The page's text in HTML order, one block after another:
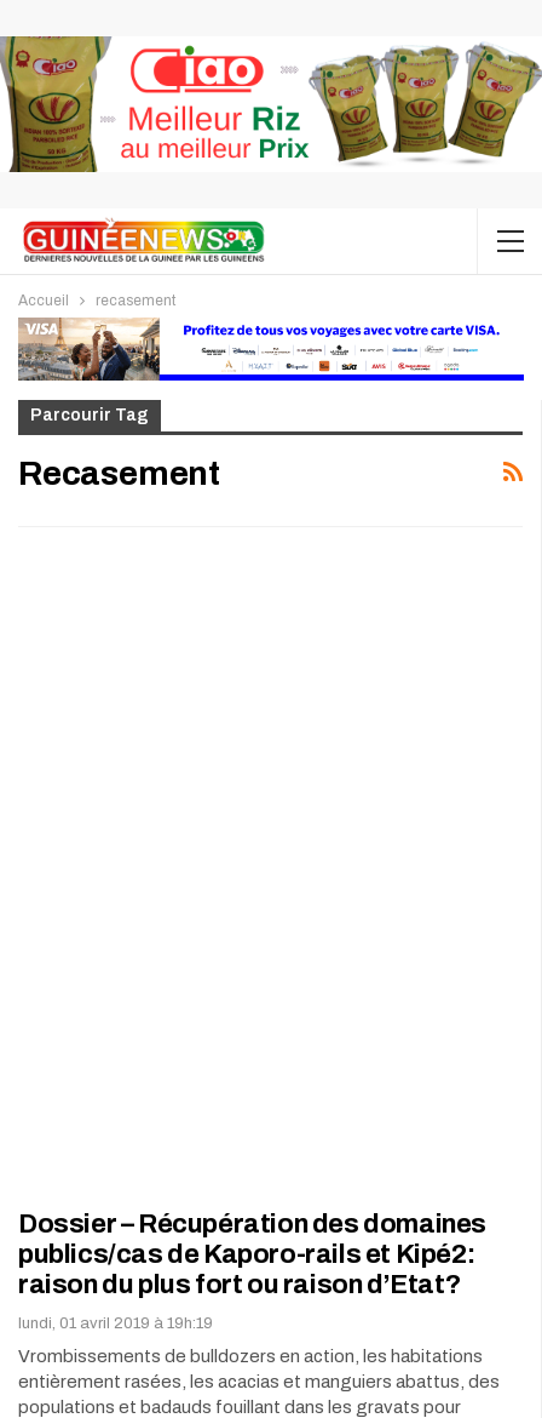
Accueil recasement
Parcourir Tag
Recasement
Dossier – Récupération des domaines
publics/cas de Kaporo-rails et Kipé2:
raison du plus fort ou raison d’Etat?
lundi, 01 avril 2019 à 19h:19
Vrombissements de bulldozers en action, les habitations
entièrement rasées, les acacias et manguiers abattus, des
populations et badauds fouillant dans les gravats pour